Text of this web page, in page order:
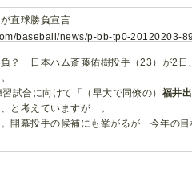
直球勝負宣言
baseball/news/p-bb-tp0-20120203-
？ 日本ハム斎藤佑樹投手（23）が2日
試合に向けて「（早大で同僚の） 福井
と考えていますが…。
開幕投手の候補にも挙がるが「今年の